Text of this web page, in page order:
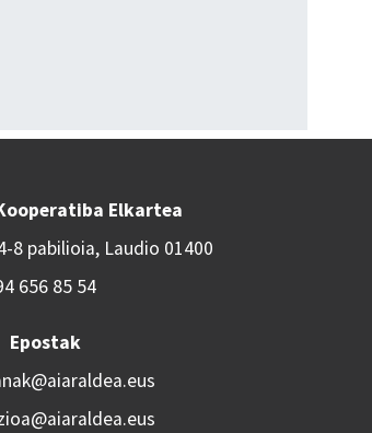
Elkartea
8 pabilioia, Laudio 01400
656 85 54
Epostak